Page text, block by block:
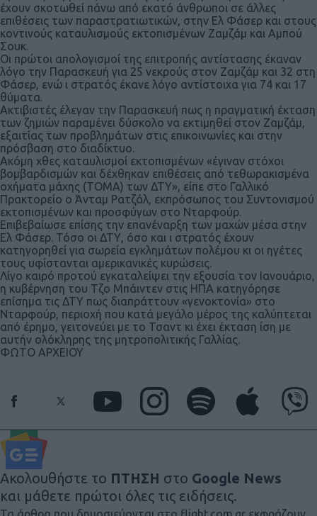
έχουν σκοτωθεί πάνω από εκατό άνθρωποι σε άλλες
επιθέσεις των παραστρατιωτικών, στην Ελ Φάσερ και στους
κοντινούς καταυλισμούς εκτοπισμένων Ζαμζάμ και Αμπού
Σουκ.
Οι πρώτοι απολογισμοί της επιτροπής αντίστασης έκαναν
λόγο την Παρασκευή για 25 νεκρούς στον Ζαμζάμ και 32 στη
Φάσερ, ενώ ι στρατός έκανε λόγο αντίστοιχα για 74 και 17
θύματα.
Ακτιβιστές έλεγαν την Παρασκευή πως η πραγματική έκταση
των ζημιών παραμένει δύσκολο να εκτιμηθεί στον Ζαμζάμ,
εξαιτίας των προβλημάτων στις επικοινωνίες και στην
πρόσβαση στο διαδίκτυο.
Ακόμη χθες καταυλισμοί εκτοπισμένων «έγιναν στόχοι
βομβαρδισμών και δέχθηκαν επιθέσεις από τεθωρακισμένα
οχήματα μάχης (ΤΟΜΑ) των ΔΤΥ», είπε στο Γαλλικό
Πρακτορείο ο Άνταμ Ρατζάλ, εκπρόσωπος του Συντονισμού
εκτοπισμένων και προσφύγων στο Νταρφούρ.
Επιβεβαίωσε επίσης την επανέναρξη των μαχών μέσα στην
Ελ Φάσερ. Τόσο οι ΔΤΥ, όσο και ι στρατός έχουν
κατηγορηθεί για σωρεία εγκλημάτων πολέμου κι οι ηγέτες
τους υφίστανται αμερικανικές κυρώσεις.
Λίγο καιρό προτού εγκαταλείψει την εξουσία τον Ιανουάριο,
η κυβέρνηση του Τζο Μπάιντεν στις ΗΠΑ κατηγόρησε
επίσημα τις ΔΤΥ πως διαπράττουν «γενοκτονία» στο
Νταρφούρ, περιοχή που κατά μεγάλο μέρος της καλύπτεται
από έρημο, γειτονεύει με το Τσαντ κι έχει έκταση ίση με
αυτήν ολόκληρης της μητροπολιτικής Γαλλίας.
ΦΩΤΟ ΑΡΧΕΙΟΥ
Ακολουθήστε το ΠΤΗΣΗ στο Google News
και μάθετε πρώτοι όλες τις ειδήσεις.